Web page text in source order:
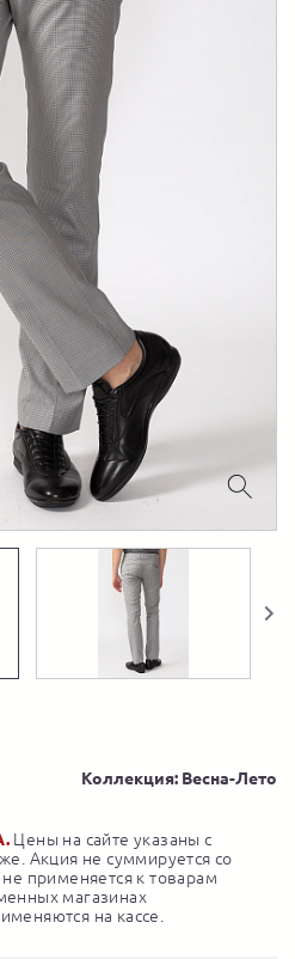
Коллекция: Весна-Лето
Цены на сайте указаны с
Акция не суммируется со
применяется к товарам
магазинах
на кассе.